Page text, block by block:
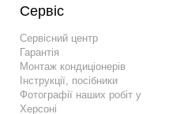
Сервіс
Сервісний центр
Гарантія
Монтаж кондиціонерів
Інструкції, посібники
Фотографії наших робіт у
Херсоні